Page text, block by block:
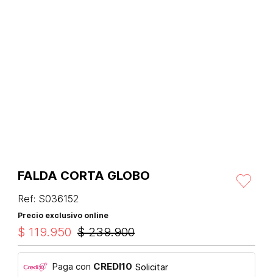
FALDA CORTA GLOBO
Ref: S036152
Precio exclusivo online
$ 239.900
$ 119.950
Paga con CREDI10 Solicitar